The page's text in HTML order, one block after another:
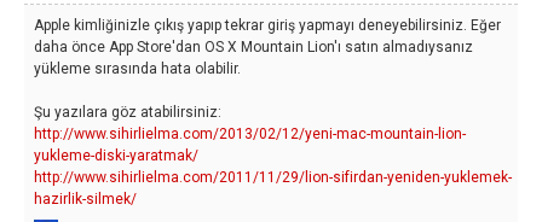
Apple kimliğinizle çıkış yapıp tekrar giriş yapmayı deneyebilirsiniz. Eğer
daha önce App Store'dan OS X Mountain Lion'ı satın almadıysanız
yükleme sırasında hata olabilir.
Şu yazılara göz atabilirsiniz:
http://www.sihirlielma.com/2013/02/12/yeni-mac-mountain-lion-
yukleme-diski-yaratmak/
http://www.sihirlielma.com/2011/11/29/lion-sifirdan-yeniden-yuklemek-
hazirlik-silmek/